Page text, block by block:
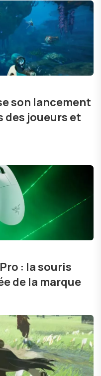
son lancement
des joueurs et
: la souris
de la marque